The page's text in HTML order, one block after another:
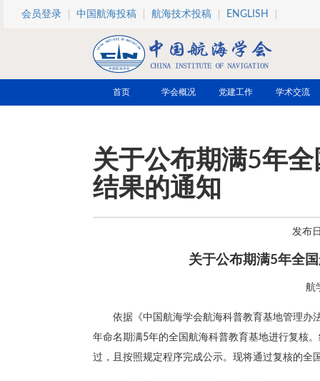
跳转到主要内容
会员登录 中国航海投稿 航海技术投稿 ENGLISH
首页 学会概况 党建工作 学术交流
关于公布期满5年
结果的通知
发布
关于公布期满5年全
航
依据《中国航海学会航海科普教育基地管理办
年命名期满5年的全国航海科普教育基地进行复核
过，且按照规定程序完成公示。现将通过复核的全